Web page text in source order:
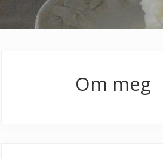
Om meg